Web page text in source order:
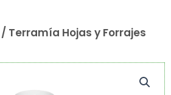
/ Terramía Hojas y Forrajes